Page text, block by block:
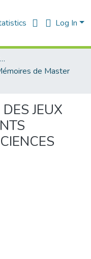
Log In
Faculté des Sciences Exactes et de l'Informatique
de Master
JEUX